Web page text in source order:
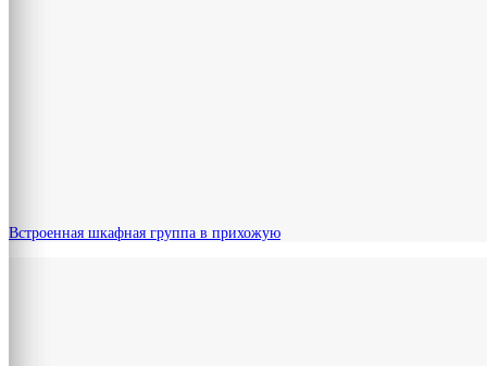
Встроенная шкафная группа в прихожую